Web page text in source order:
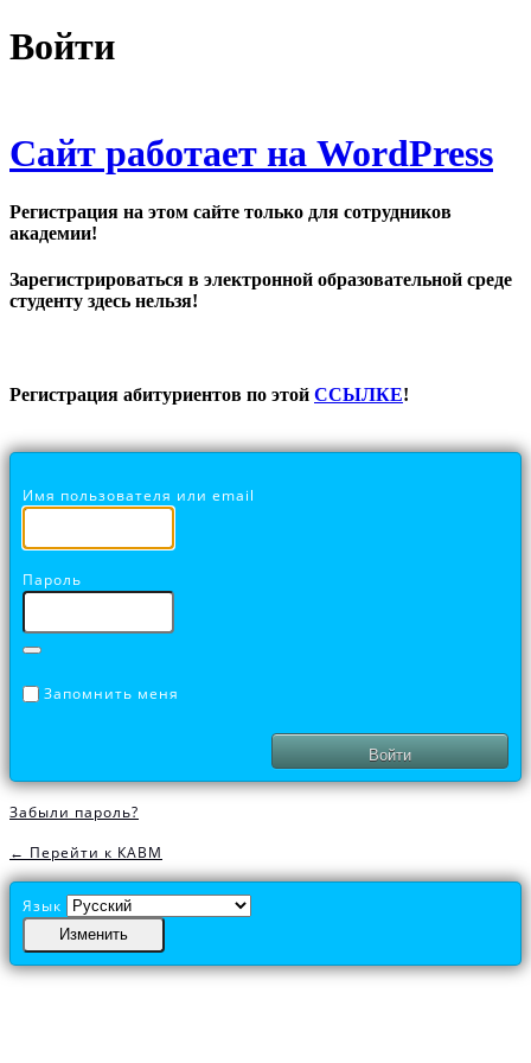
Войти
Сайт работает на WordPress
Регистрация на этом сайте только для сотрудников
академии!
Зарегистрироваться в электронной образовательной среде
студенту здесь нельзя!
Регистрация абитуриентов по этой ССЫЛКЕ!
Имя пользователя или email
Пароль
Запомнить меня
Забыли пароль?
← Перейти к КАВМ
Язык